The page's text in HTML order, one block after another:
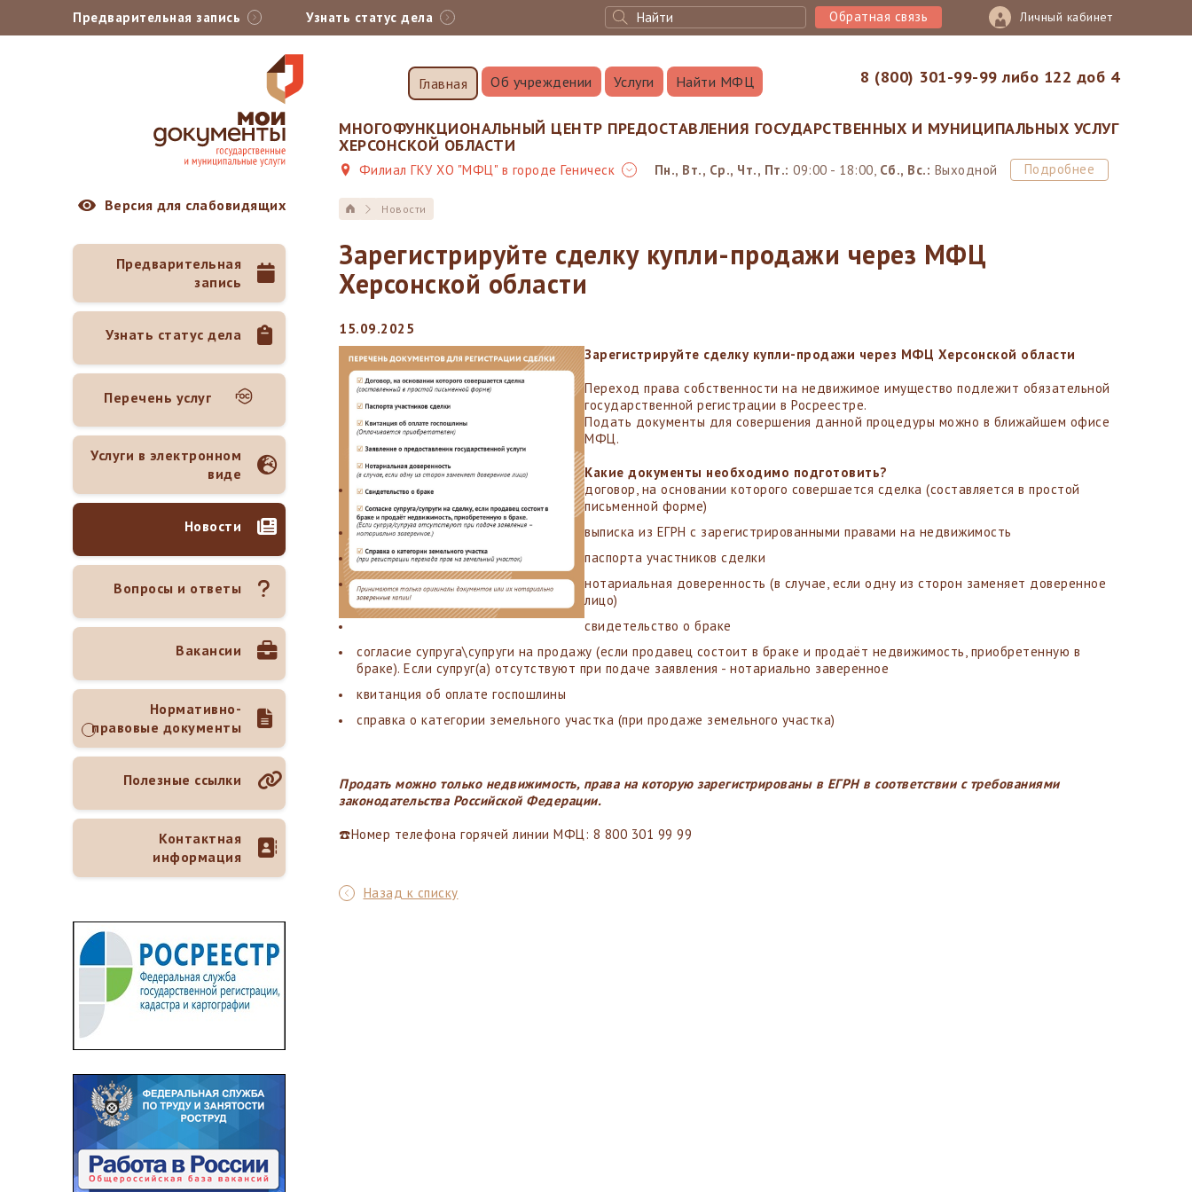
Предварительная запись Узнать статус дела Личный кабинет
8 (800) 301-99-99 либо 122 доб 4
Обратная связь
Главная Об учреждении Услуги Найти МФЦ
МНОГОФУНКЦИОНАЛЬНЫЙ ЦЕНТР ПРЕДОСТАВЛЕНИЯ ГОСУДАРСТВЕННЫХ И МУНИЦИПАЛЬНЫХ УСЛУГ
ХЕРСОНСКОЙ ОБЛАСТИ
Филиал ГКУ ХО "МФЦ" в городе Геническ Пн., Вт., Ср., Чт., Пт.: 09:00 - 18:00, Сб., Вс.: Выходной Подробнее
Версия для слабовидящих
Предварительная
запись
Узнать статус дела
Перечень услуг
Услуги в электронном
виде
Новости
Вопросы и ответы
Вакансии
Нормативно-
правовые документы
Полезные ссылки
Контактная
информация
Новости
Зарегистрируйте сделку купли-продажи через МФЦ
Херсонской области
15.09.2025
Зарегистрируйте сделку купли-продажи через МФЦ Херсонской области
Переход права собственности на недвижимое имущество подлежит обязательной
государственной регистрации в Росреестре.
Подать документы для совершения данной процедуры можно в ближайшем офисе
МФЦ.
Какие документы необходимо подготовить?
договор, на основании которого совершается сделка (составляется в простой
письменной форме)
выписка из ЕГРН с зарегистрированными правами на недвижимость
паспорта участников сделки
нотариальная доверенность (в случае, если одну из сторон заменяет доверенное
лицо)
свидетельство о браке
согласие супруга\супруги на продажу (если продавец состоит в браке и продаёт недвижимость, приобретенную в
браке). Если супруг(а) отсутствуют при подаче заявления - нотариально заверенное
квитанция об оплате госпошлины
справка о категории земельного участка (при продаже земельного участка)
Продать можно только недвижимость, права на которую зарегистрированы в ЕГРН в соответствии с требованиями
законодательства Российской Федерации.
☎️Номер телефона горячей линии МФЦ: 8 800 301 99 99
Назад к списку